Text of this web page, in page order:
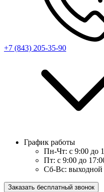
+7 (843) 205-35-90
График работы
Пн-Чт: с 9:00 до
Пт: с 9:00 до
Сб-Вс: выходной
Заказать бесплатный звонок